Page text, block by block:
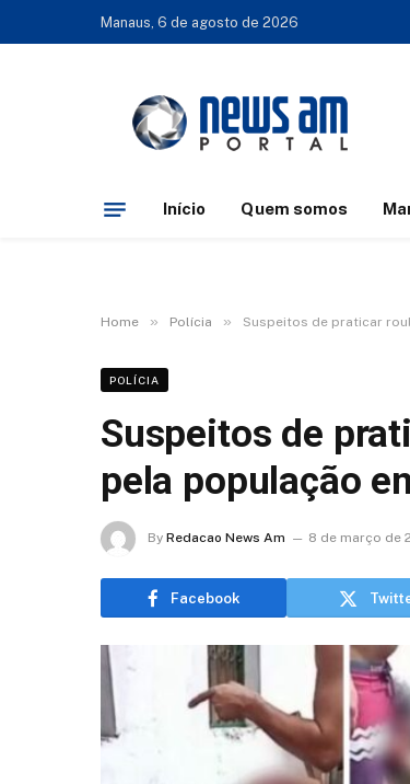
Manaus, 6 de agosto de 2026
Início Quem somos
Home » Polícia » Suspeitos de praticar
POLÍCIA
Suspeitos de
pela população
By Redacao News Am 8 de março de
Facebook